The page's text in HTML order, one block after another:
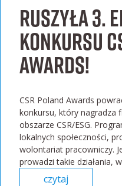
Ruszyła 3.
konkursu
Awards!
CSR Poland Awards
konkursu, który nagradza
obszarze CSR/ESG.
lokalnych społeczności,
wolontariat pracowniczy.
prowadzi takie działania,
czytaj